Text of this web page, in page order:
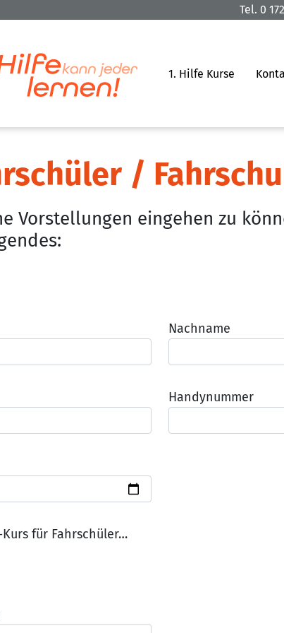
Tel. 0
1. Hilfe Kurse
/
Vorstellungen eingehen zu
Nachname
Handynummer
für Fahrschüler…